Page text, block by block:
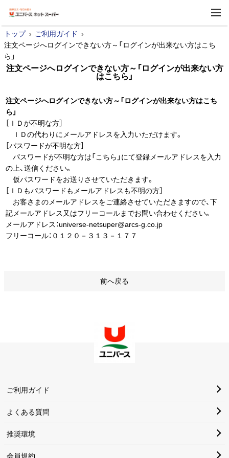
トップ
ご利用ガイド
注文ページへログインできない方～「ログインが出来ない方はこち
ら」
注文ページへログインできない方～「ログインが出来ない方
はこちら」
注文ページへログインできない方～「ログインが出来ない方はこち
ら」
［ＩＤが不明な方］
ＩＤの代わりにメールアドレスを入力いただけます。
［パスワードが不明な方］
パスワードが不明な方は「こちら」にて登録メールアドレスを入力
の上、送信ください。
仮パスワードをお送りさせていただきます。
［ＩＤもパスワードもメールアドレスも不明の方］
お客さまのメールアドレスをご連絡させていただきますので、下
記メールアドレス又はフリーコールまでお問い合わせください。
メールアドレス：universe-netsuper@arcs-g.co.jp
フリーコール：０１２０－３１３－１７７
前へ戻る
ご利用ガイド
よくある質問
推奨環境
会員規約